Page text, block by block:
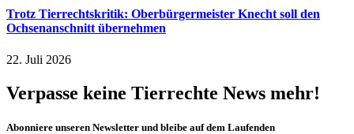
Trotz Tierrechtskritik: Oberbürgermeister Knecht soll den
Ochsenanschnitt übernehmen
22. Juli 2026
Verpasse keine Tierrechte News mehr!
Abonniere unseren Newsletter und bleibe auf dem Laufenden